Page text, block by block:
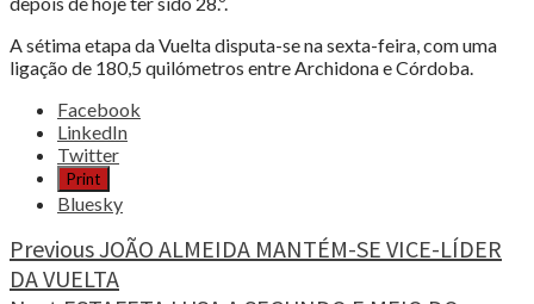
A sétima etapa da Vuelta disputa-se na sexta-feira, com uma
ligação de 180,5 quilómetros entre Archidona e Córdoba.
Share
post
"VUELTA,
BEN
O’CONNOR
NOVO
LÍDER,
ALMEIDA
Facebook
LinkedIn
Twitter
Print
Bluesky
Continue
Reading
PreviousJOÃO ALMEIDA MANTÉM-SE VICE-LÍDER
DA VUELTA